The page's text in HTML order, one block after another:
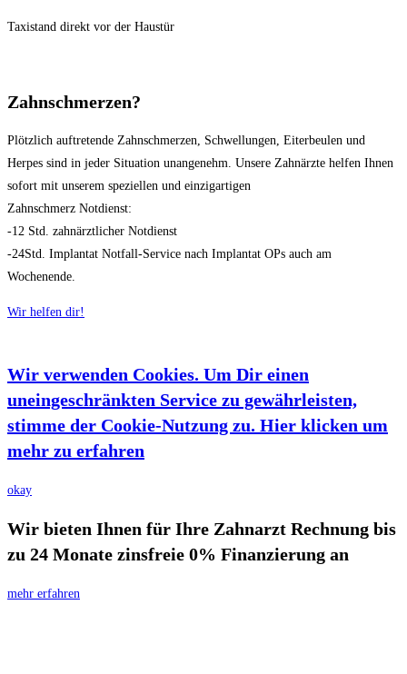
Taxistand direkt vor der Haustür
Zahnschmerzen?
Plötzlich auftretende Zahnschmerzen, Schwellungen, Eiterbeulen und
Herpes sind in jeder Situation unangenehm. Unsere Zahnärzte helfen Ihnen
sofort mit unserem speziellen und einzigartigen
Zahnschmerz Notdienst:
-12 Std. zahnärztlicher Notdienst
-24Std. Implantat Notfall-Service nach Implantat OPs auch am
Wochenende.
Wir helfen dir!
Wir verwenden Cookies. Um Dir einen
uneingeschränkten Service zu gewährleisten,
stimme der Cookie-Nutzung zu. Hier klicken um
mehr zu erfahren
okay
Wir bieten Ihnen für Ihre Zahnarzt Rechnung bis
zu 24 Monate zinsfreie 0% Finanzierung an
mehr erfahren